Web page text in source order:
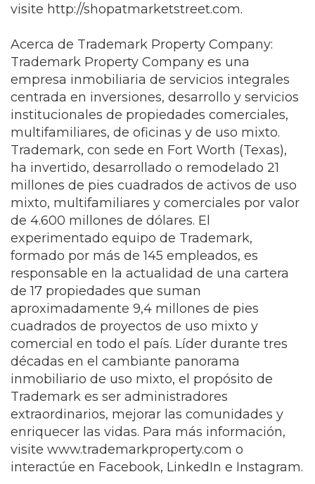
visite http://shopatmarketstreet.com.
Acerca de Trademark Property Company:
Trademark Property Company es una
empresa inmobiliaria de servicios integrales
centrada en inversiones, desarrollo y servicios
institucionales de propiedades comerciales,
multifamiliares, de oficinas y de uso mixto.
Trademark, con sede en Fort Worth (Texas),
ha invertido, desarrollado o remodelado 21
millones de pies cuadrados de activos de uso
mixto, multifamiliares y comerciales por valor
de 4.600 millones de dólares. El
experimentado equipo de Trademark,
formado por más de 145 empleados, es
responsable en la actualidad de una cartera
de 17 propiedades que suman
aproximadamente 9,4 millones de pies
cuadrados de proyectos de uso mixto y
comercial en todo el país. Líder durante tres
décadas en el cambiante panorama
inmobiliario de uso mixto, el propósito de
Trademark es ser administradores
extraordinarios, mejorar las comunidades y
enriquecer las vidas. Para más información,
visite www.trademarkproperty.com o
interactúe en Facebook, LinkedIn e Instagram.